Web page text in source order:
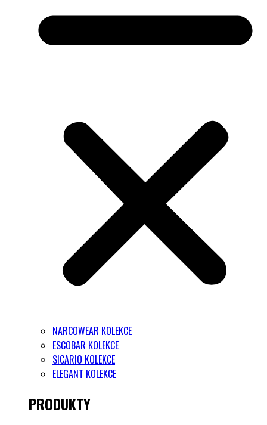
NARCOWEAR KOLEKCE
ESCOBAR KOLEKCE
SICARIO KOLEKCE
ELEGANT KOLEKCE
PRODUKTY